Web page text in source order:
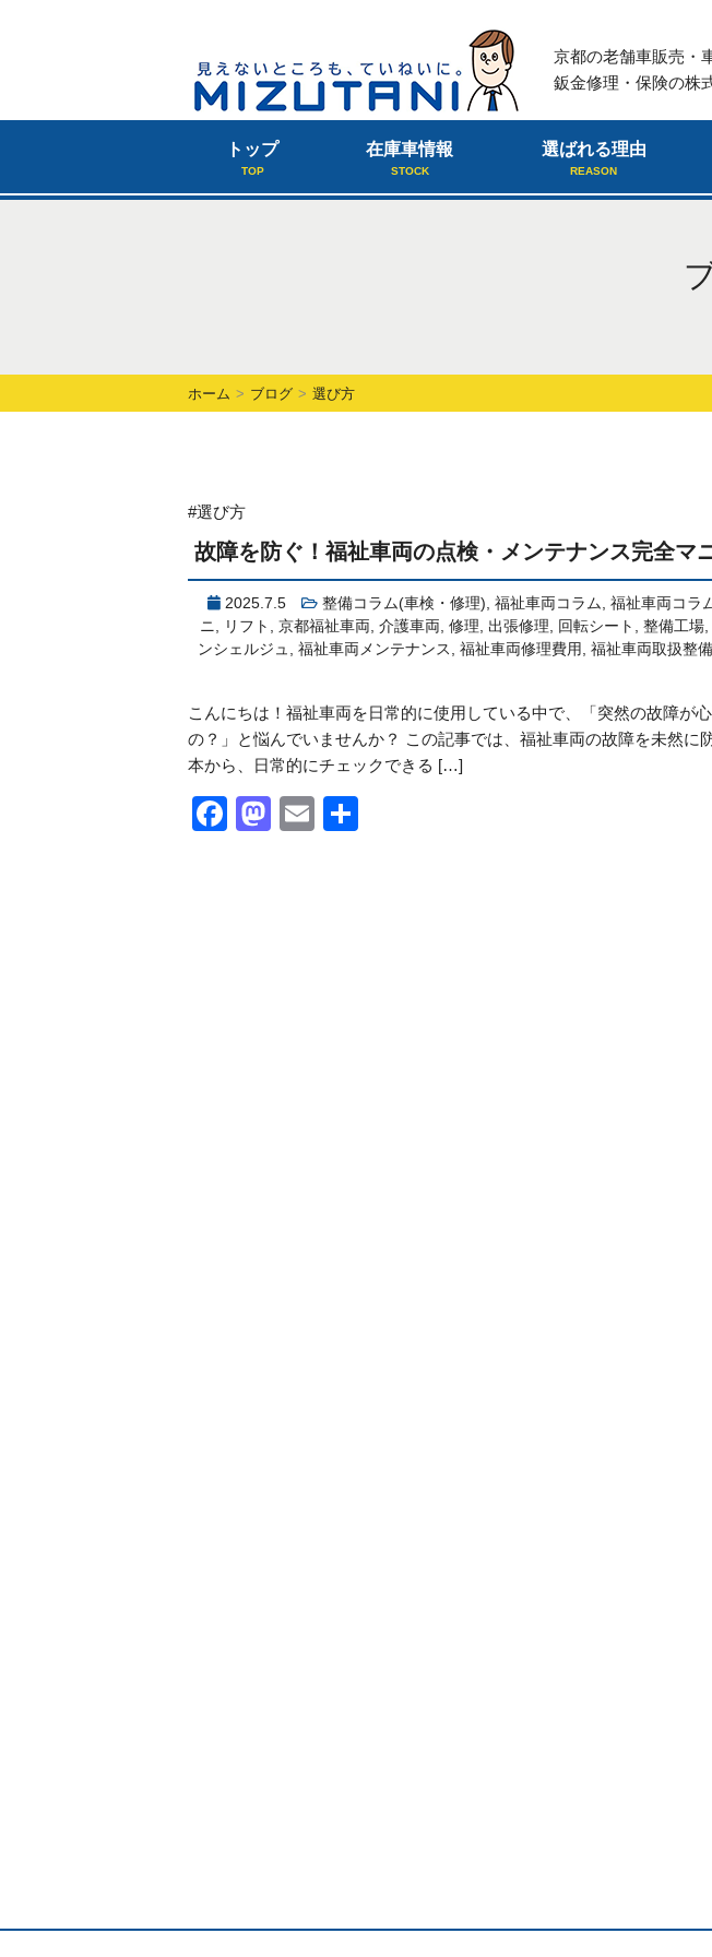
京都の老舗車販売・
鈑金修理・保険の株
トップ
TOP
在庫車情報
STOCK
選ばれる理由
REASON
ホーム ブログ 選び方
#選び方
故障を防ぐ！福祉車両の点検・メンテナンス完全マ
2025.7.5 整備コラム(車検・修理) ,福祉車両コラム ,福祉車両コラ
ニ
リフト ,京都福祉車両 ,介護車両 ,修理 出張修理 回転シート ,整備工場
ンシェルジュ
,福祉車両メンテナンス ,福祉車両修理費用 ,福祉車両取扱整
こんにちは！福祉車両を日常的に使用している中で、「突然の故障が
の？」と悩んでいませんか？ この記事では、福祉車両の故障を未然に
本から、日常的にチェックできる […]
Facebook
Mastodon
Email